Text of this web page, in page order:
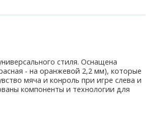
стиля. Оснащена
- на оранжевой 2,2 мм), которые
мяча и конроль при игре слева и
компоненты и технологии для